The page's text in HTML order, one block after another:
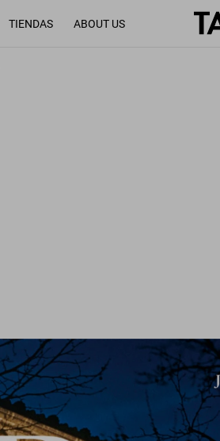
TIENDAS ABOUT US